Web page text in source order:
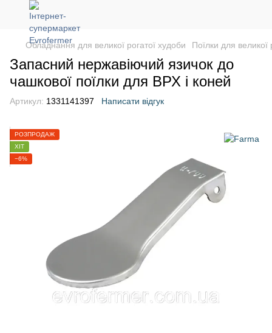
Обладнання для великої рогатої худоби Поїлки для великої
Запасний нержавіючий язичок до
чашкової поїлки для ВРХ і коней
Артикул: 1331141397 Написати відгук
РОЗПРОДАЖ
ХІТ
−6%